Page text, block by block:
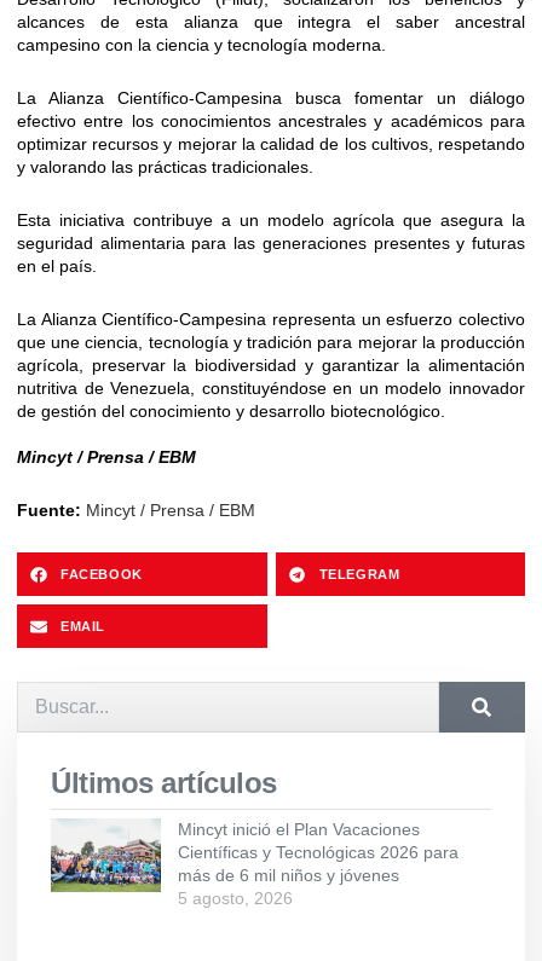
alcances de esta alianza que integra el saber ancestral
campesino con la ciencia y tecnología moderna.
La Alianza Científico-Campesina busca fomentar un diálogo
efectivo entre los conocimientos ancestrales y académicos para
optimizar recursos y mejorar la calidad de los cultivos, respetando
y valorando las prácticas tradicionales.
Esta iniciativa contribuye a un modelo agrícola que asegura la
seguridad alimentaria para las generaciones presentes y futuras
en el país.
La Alianza Científico-Campesina representa un esfuerzo colectivo
que une ciencia, tecnología y tradición para mejorar la producción
agrícola, preservar la biodiversidad y garantizar la alimentación
nutritiva de Venezuela, constituyéndose en un modelo innovador
de gestión del conocimiento y desarrollo biotecnológico.
Mincyt / Prensa / EBM
Fuente: Mincyt / Prensa / EBM
FACEBOOK TELEGRAM
EMAIL
Últimos artículos
Mincyt inició el Plan Vacaciones
Científicas y Tecnológicas 2026 para
más de 6 mil niños y jóvenes
5 agosto, 2026